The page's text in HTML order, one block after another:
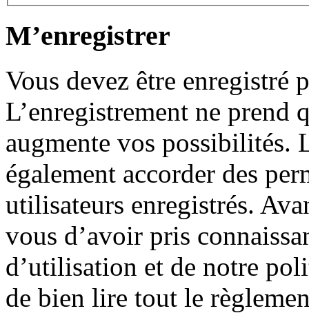
M’enregistrer
Vous devez être enregistré
L’enregistrement ne prend
augmente vos possibilités.
également accorder des
utilisateurs enregistrés.
vous d’avoir pris
d’utilisation et de notre
de bien lire tout le